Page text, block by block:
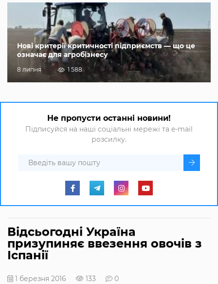
Нові критерії критичності підприємств — що це
означає для агробізнесу
8 липня 1 588
Не пропусти останні новини!
Підписуйся на наші соціальні мережі та e-mail
розсилку.
Відсьогодні Україна
призупиняє ввезення овочів з
Іспанії
1 березня 2016 133 0